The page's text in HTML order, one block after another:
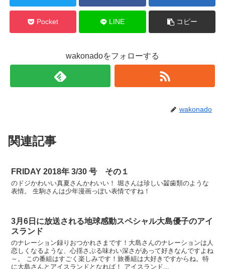
Pocket LINE コピー
wakonadoをフォローする
wakonado
関連記事
FRIDAY 2018年 3/30 号 その１
のドジかわいい真夏さんかわいい！ 堀さんは珍しい齧歯類のような
表情。 生駒さんは少年漫画っぽい表情ですね！
3月6日に放送される地球感動スペシャル大島優子のアイ
スランド
のナレーション録りおつかれさまです！大島さんのナレーションは人
恋しくなるような、心揺さぶる味わい深さがあって好きなんですよね
～。 この番組はすごく楽しみです！旅番組は大好きですからね。特
に大島さんとアイスランドとなれば！ アイスランド...